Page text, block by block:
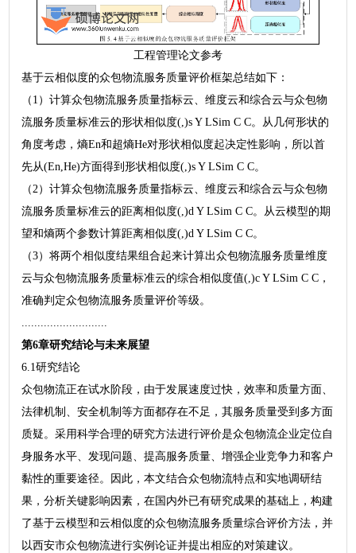
工程管理论文参考
基于云相似度的众包物流服务质量评价框架总结如下：
（1）计算众包物流服务质量指标云、维度云和综合云与众包物
流服务质量标准云的形状相似度(,)s Y LSim C C。从几何形状的
角度考虑，熵En和超熵He对形状相似度起决定性影响，所以首
先从(En,He)方面得到形状相似度(,)s Y LSim C C。
（2）计算众包物流服务质量指标云、维度云和综合云与众包物
流服务质量标准云的距离相似度(,)d Y LSim C C。从云模型的期
望和熵两个参数计算距离相似度(,)d Y LSim C C。
（3）将两个相似度结果组合起来计算出众包物流服务质量维度
云与众包物流服务质量标准云的综合相似度值(,)c Y LSim C C，
准确判定众包物流服务质量评价等级。
...........................
第6章研究结论与未来展望
6.1研究结论
众包物流正在试水阶段，由于发展速度过快，效率和质量方面、
法律机制、安全机制等方面都存在不足，其服务质量受到多方面
质疑。采用科学合理的研究方法进行评价是众包物流企业定位自
身服务水平、发现问题、提高服务质量、增强企业竞争力和客户
黏性的重要途径。因此，本文结合众包物流特点和实地调研结
果，分析关键影响因素，在国内外已有研究成果的基础上，构建
了基于云模型和云相似度的众包物流服务质量综合评价方法，并
以西安市众包物流进行实例论证并提出相应的对策建议。